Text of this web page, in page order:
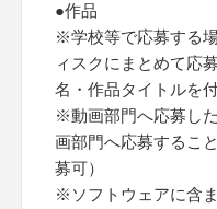
●作品
※学校等で応募する
ィスクにまとめて応
名・作品タイトルを付
※動画部門へ応募し
画部門へ応募するこ
募可）
※ソフトウェアに含